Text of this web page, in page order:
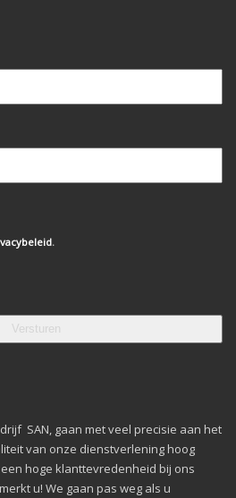
.
SAN, gaan met veel precisie aan het
van onze dienstverlening hoog
hoge klanttevredenheid bij ons
u! We gaan pas weg als u